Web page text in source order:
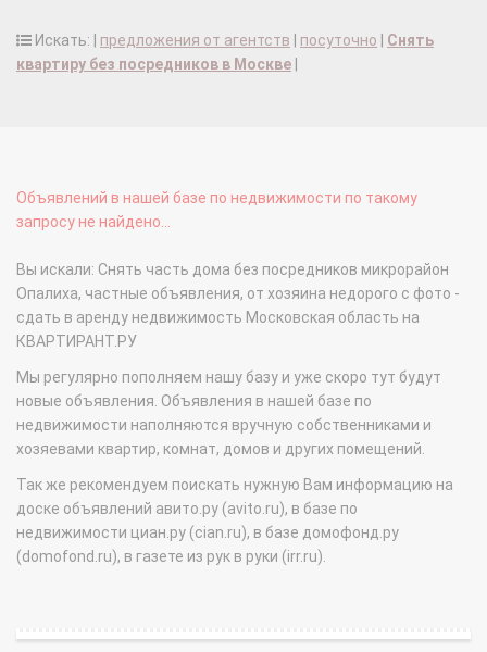
Искать: | предложения от агентств посуточно
Снять
квартиру без посредников в Москве
Объявлений в нашей базе по недвижимости по такому
запросу не найдено...
Вы искали: Снять часть дома без посредников микрорайон
Опалиха, частные объявления, от хозяина недорого с фото -
сдать в аренду недвижимость Московская область на
КВАРТИРАНТ.РУ
Мы регулярно пополняем нашу базу и уже скоро тут будут
новые объявления. Объявления в нашей базе по
недвижимости наполняются вручную собственниками и
хозяевами квартир, комнат, домов и других помещений.
Так же рекомендуем поискать нужную Вам информацию на
доске объявлений авито.ру (avito.ru), в базе по
недвижимости циан.ру (cian.ru), в базе домофонд.ру
(domofond.ru), в газете из рук в руки (irr.ru).